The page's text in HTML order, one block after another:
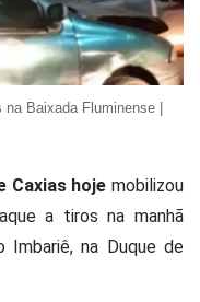
Baixada Fluminense |
Caxias hoje mobilizou
a tiros na manhã
Imbariê, na Duque de